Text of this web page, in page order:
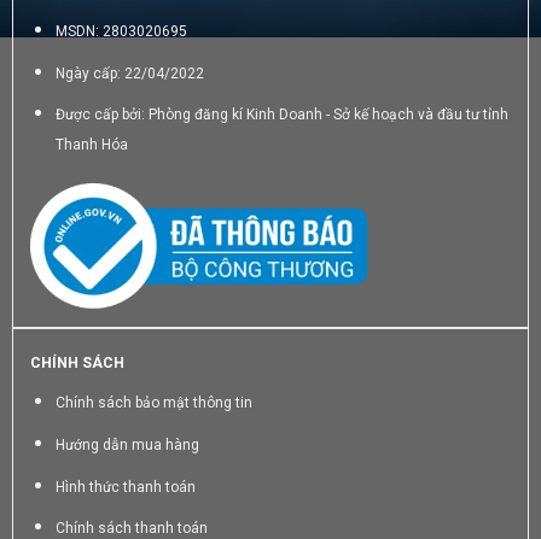
MSDN: 2803020695
Ngày cấp: 22/04/2022
Được cấp bởi: Phòng đăng kí Kinh Doanh - Sở kế hoạch và đầu tư tỉnh
Thanh Hóa
CHÍNH SÁCH
Chính sách bảo mật thông tin
Hướng dẫn mua hàng
Hình thức thanh toán
Chính sách thanh toán